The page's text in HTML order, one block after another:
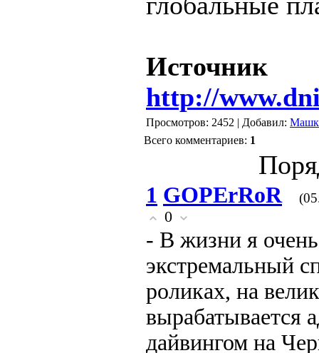
Источник
http://
Просмотров: 2452 | Добавил:
Всего комментариев: 1
1 GOPErRoR
0
- В жизни я
экстремальный
роликах, на
вырабатывается
дайвингом на